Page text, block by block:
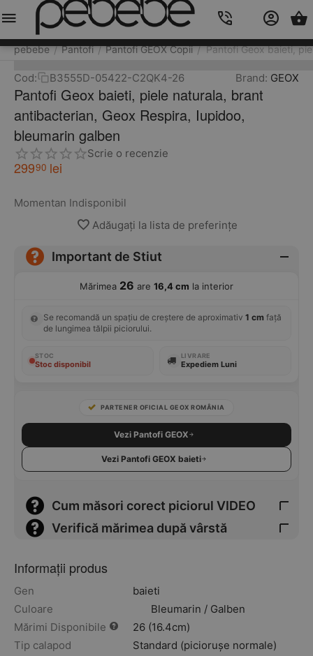
pebebe / Pantofi / Pantofi GEOX Copii / Pantofi Geox baieti,
Cod: B3555D-05422-C2QK4-26 Brand: GEOX
Pantofi Geox baieti, piele naturala, brant
antibacterian, Geox Respira, Iupidoo,
bleumarin galben
Scrie o recenzie
29990 lei
Momentan Indisponibil
Adăugați la lista de preferințe
Important de Stiut
Mărimea 26 are 16,4 cm la interior
Se recomandă un spațiu de creștere de aproximativ 1 cm față
de lungimea tălpii piciorului.
STOC
Stoc disponibil
LIVRARE
Expediem Luni
PARTENER OFICIAL GEOX ROMÂNIA
Vezi Pantofi GEOX
Vezi Pantofi GEOX baieti
Cum măsori corect piciorul VIDEO
Verifică mărimea după vârstă
Informații produs
Gen
baieti
Culoare
Bleumarin / Galben
Mărimi Disponibile
26 (16.4cm)
Tip calapod
Standard (piciorușe normale)
Meniu Caută Cos